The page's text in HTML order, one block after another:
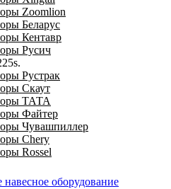
Zoomlion
Беларус
Кентавр
Русич
Рустрак
Скаут
ТАТА
Файтер
Чувашпиллер
Chery
Rossel
навесное оборудование